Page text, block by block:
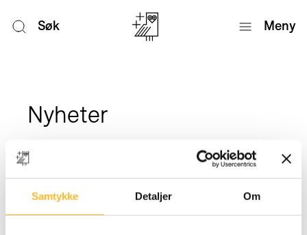
Samtykke Detaljer Om
Søk Meny
Nyheter